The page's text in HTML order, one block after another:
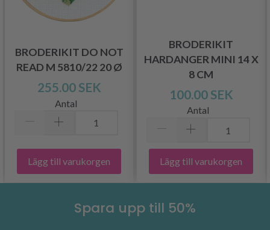
BRODERIKIT DO NOT
READ M 5810/22 20 Ø
255.00 SEK
Antal
Lägg till varukorgen
BRODERIKIT
HARDANGER MINI 14 X
8 CM
100.00 SEK
Antal
Lägg till varukorgen
Spara upp till 50%